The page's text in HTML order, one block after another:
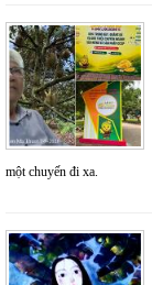
một chuyến đi xa.